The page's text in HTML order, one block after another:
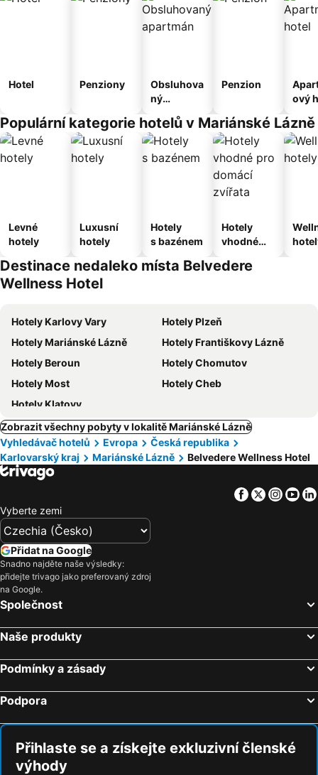
Hotel Penziony
Obsluhova
ný
Penzion
ový
Populární kategorie hotelů v Mariánské Lázně
Levné
hotely
Luxusní
hotely
Hotely
s bazénem
Hotely
vhodné
domácí
Destinace nedaleko místa Belvedere
Wellness Hotel
Hotely Karlovy Vary
Hotely Plzeň
Hotely Mariánské Lázně
Hotely Františkovy Lázně
Hotely Beroun
Hotely Chomutov
Hotely Most
Hotely Cheb
Hotely Klatovy
Zobrazit všechny pobyty v lokalitě Mariánské Lázně
Vyhledávač hotelů
Evropa
Česká republika
Karlovarský kraj
Mariánské Lázně Belvedere Wellness Hotel
Facebook
Twitter
Vyberte zemi
Přidat na Google
Snadno najděte naše výsledky:
přidejte trivago jako preferovaný zdroj
na Google.
Společnost
Naše produkty
Podmínky a zásady
Podpora
Přihlaste se a získejte exkluzivní členské
výhody